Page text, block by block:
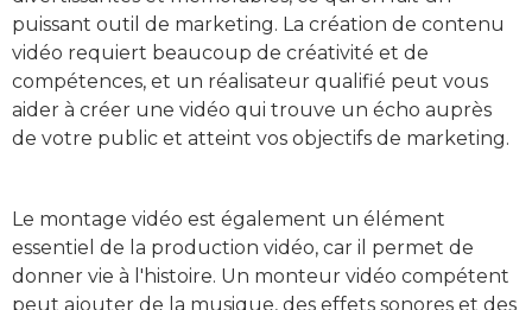
puissant outil de marketing. La création de contenu
vidéo requiert beaucoup de créativité et de
compétences, et un réalisateur qualifié peut vous
aider à créer une vidéo qui trouve un écho auprès
de votre public et atteint vos objectifs de marketing.
Le montage vidéo est également un élément
essentiel de la production vidéo, car il permet de
donner vie à l'histoire. Un monteur vidéo compétent
peut ajouter de la musique, des effets sonores et des